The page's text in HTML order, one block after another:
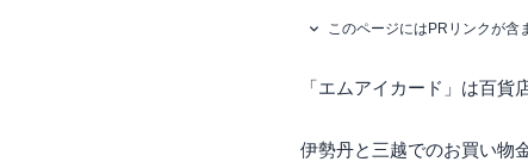
このページにはPRリンクが含
「エムアイカード」は百貨
伊勢丹と三越でのお買い物